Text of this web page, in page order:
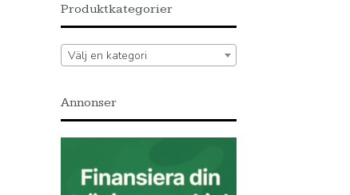
Produktkategorier
Välj en kategori
Annonser